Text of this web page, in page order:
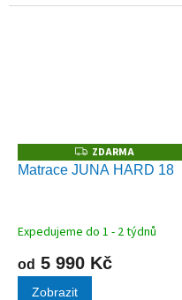
Z
D
A
ZDARMA
Matrace JUNA HARD 18
Expedujeme do 1 - 2 týdnů
od 5 990 Kč
Zobrazit